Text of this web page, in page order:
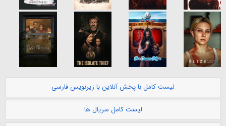
لیست کامل با پخش آنلاین با زیرنویس فارسی
لیست کامل سریال ها